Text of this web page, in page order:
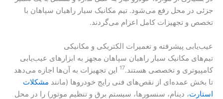
جزئی در محل رفع می‌شود. تیم مکانیک سیار راهیان سپاهان با
تخصص و تجهیزات کامل اعزام می‌گردند.
عیب‌یابی پیشرفته و تعمیرات الکتریکی و مکانیکی
تیم‌های مکانیک سیار راهیان سپاهان مجهز به ابزارهای عیب‌یابی
کامپیوتری و تخصصی هستند.17 این تجهیزات به آن‌ها اجازه می‌دهد
تا بخش عمده‌ای از نقص‌های فنی رایج خودروها (مانند مشکلات
استارت، دینام، سنسورها، سیستم برق و تنظیم موتور) را در محل